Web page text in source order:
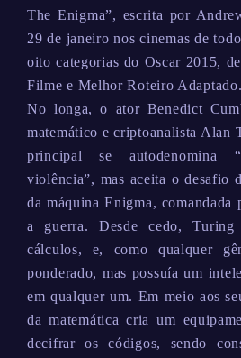
The Enigma”, escrita por
29 de janeiro nos cinemas de
oito categorias do Oscar 2015,
Filme e Melhor Roteiro Adaptado.
No longa, o ator Benedict
matemático e criptoanalista Alan
principal se autodenomina
violência”, mas aceita o desafio
da máquina Enigma, comandada
a guerra. Desde cedo,
cálculos, e, como qualquer
ponderado, mas possuía um
em qualquer um. Em meio aos
da matemática cria um
decifrar os códigos, sendo